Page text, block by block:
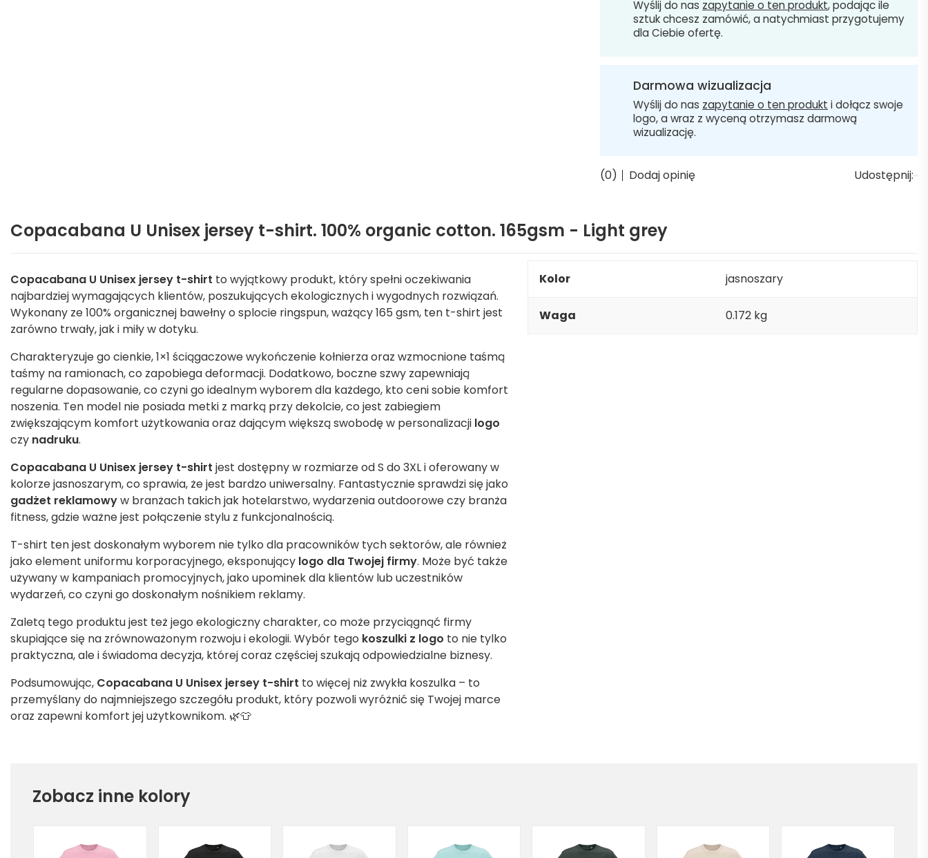
Wyślij do nas zapytanie o ten produkt, podając ile
sztuk chcesz zamówić, a natychmiast przygotujemy
dla Ciebie ofertę.
Darmowa wizualizacja
Wyślij do nas zapytanie o ten produkt i dołącz swoje
logo, a wraz z wyceną otrzymasz darmową
wizualizację.
(0) Dodaj opinię Udostępnij:
Copacabana U Unisex jersey t-shirt. 100% organic cotton. 165gsm - Light grey
Copacabana U Unisex jersey t-shirt to wyjątkowy produkt, który spełni oczekiwania
najbardziej wymagających klientów, poszukujących ekologicznych i wygodnych rozwiązań.
Wykonany ze 100% organicznej bawełny o splocie ringspun, ważący 165 gsm, ten t-shirt jest
zarówno trwały, jak i miły w dotyku.
Charakteryzuje go cienkie, 1×1 ściągaczowe wykończenie kołnierza oraz wzmocnione taśmą
taśmy na ramionach, co zapobiega deformacji. Dodatkowo, boczne szwy zapewniają
regularne dopasowanie, co czyni go idealnym wyborem dla każdego, kto ceni sobie komfort
noszenia. Ten model nie posiada metki z marką przy dekolcie, co jest zabiegiem
zwiększającym komfort użytkowania oraz dającym większą swobodę w personalizacji logo
czy nadruku.
Copacabana U Unisex jersey t-shirt jest dostępny w rozmiarze od S do 3XL i oferowany w
kolorze jasnoszarym, co sprawia, że jest bardzo uniwersalny. Fantastycznie sprawdzi się jako
gadżet reklamowyw branżach takich jak hotelarstwo, wydarzenia outdoorowe czy branża
fitness, gdzie ważne jest połączenie stylu z funkcjonalnością.
T-shirt ten jest doskonałym wyborem nie tylko dla pracowników tych sektorów, ale również
jako element uniformu korporacyjnego, eksponujący logo dla Twojej firmy. Może być także
używany w kampaniach promocyjnych, jako upominek dla klientów lub uczestników
wydarzeń, co czyni go doskonałym nośnikiem reklamy.
Zaletą tego produktu jest też jego ekologiczny charakter, co może przyciągnąć firmy
skupiające się na zrównoważonym rozwoju i ekologii. Wybór tego koszulki z logo to nie tylko
praktyczna, ale i świadoma decyzja, której coraz częściej szukają odpowiedzialne biznesy.
Podsumowując, Copacabana U Unisex jersey t-shirt to więcej niż zwykła koszulka – to
przemyślany do najmniejszego szczegółu produkt, który pozwoli wyróżnić się Twojej marce
oraz zapewni komfort jej użytkownikom. 🌿👕
Kolor jasnoszary
Waga 0.172 kg
Zobacz inne kolory